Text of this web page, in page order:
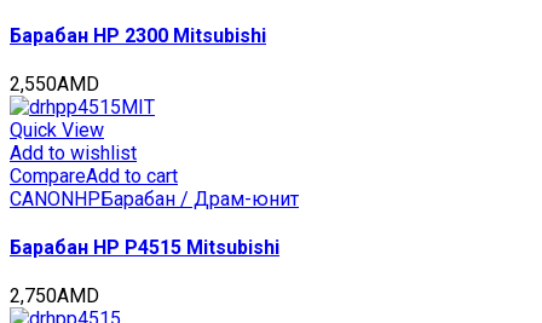
Барабан HP 2300 Mitsubishi
2,550AMD
Quick View
Add to wishlist
CompareAdd to cart
CANONHPБарабан / Драм-юнит
Барабан HP P4515 Mitsubishi
2,750AMD